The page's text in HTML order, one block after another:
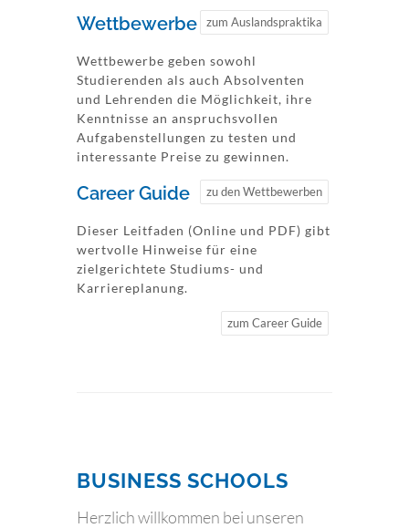
zum Auslandspraktika
Wettbewerbe
Wettbewerbe geben sowohl
Studierenden als auch Absolventen
und Lehrenden die Möglichkeit, ihre
Kenntnisse an anspruchsvollen
Aufgabenstellungen zu testen und
interessante Preise zu gewinnen.
zu den Wettbewerben
Career Guide
Dieser Leitfaden (Online und PDF) gibt
wertvolle Hinweise für eine
zielgerichtete Studiums- und
Karriereplanung.
zum Career Guide
BUSINESS SCHOOLS
Herzlich willkommen bei unseren